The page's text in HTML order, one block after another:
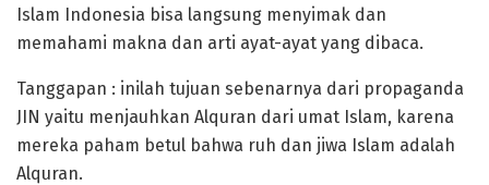
Islam Indonesia bisa langsung menyimak dan
memahami makna dan arti ayat-ayat yang dibaca.
Tanggapan : inilah tujuan sebenarnya dari propaganda
JIN yaitu menjauhkan Alquran dari umat Islam, karena
mereka paham betul bahwa ruh dan jiwa Islam adalah
Alquran.